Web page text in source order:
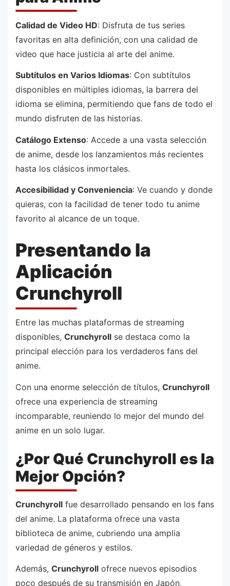
Calidad de Video HD: Disfruta de tus series
favoritas en alta definición, con una calidad de
video que hace justicia al arte del anime.
Subtítulos en Varios Idiomas: Con subtítulos
disponibles en múltiples idiomas, la barrera del
idioma se elimina, permitiendo que fans de todo el
mundo disfruten de las historias.
Catálogo Extenso: Accede a una vasta selección
de anime, desde los lanzamientos más recientes
hasta los clásicos inmortales.
Accesibilidad y Conveniencia: Ve cuando y donde
quieras, con la facilidad de tener todo tu anime
favorito al alcance de un toque.
Presentando la
Aplicación
Crunchyroll
Entre las muchas plataformas de streaming
disponibles, Crunchyroll se destaca como la
principal elección para los verdaderos fans del
anime.
Con una enorme selección de títulos, Crunchyroll
ofrece una experiencia de streaming
incomparable, reuniendo lo mejor del mundo del
anime en un solo lugar.
¿Por Qué Crunchyroll es la
Mejor Opción?
Crunchyroll fue desarrollado pensando en los fans
del anime. La plataforma ofrece una vasta
biblioteca de anime, cubriendo una amplia
variedad de géneros y estilos.
Además, Crunchyroll ofrece nuevos episodios
poco después de su transmisión en Japón,